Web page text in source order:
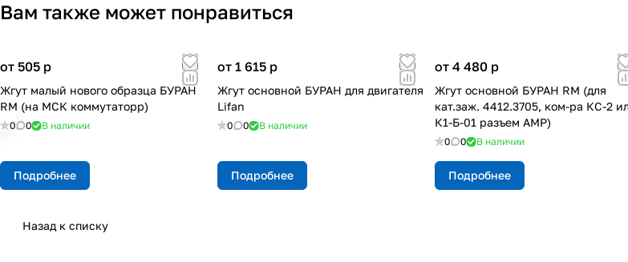
Вам также может понравиться
от 505 p
Жгут малый нового образца БУРАН
RM (на МСК коммутаторр)
0 0 В наличии
Подробнее
от 1 615 p
Жгут основной БУРАН для двигателя
Lifan
0 0 В наличии
Подробнее
от 4 480 p
Жгут основной БУРАН RM (для
кат.заж. 4412.3705, ком-ра КС-2
К1-Б-01 разъем АМР)
0 0 В наличии
Подробнее
Назад к списку